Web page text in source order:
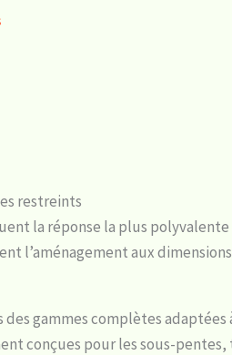
restreints
la réponse la plus polyvalente
l’aménagement aux
gammes complètes adaptées
conçues pour les sous-pentes,